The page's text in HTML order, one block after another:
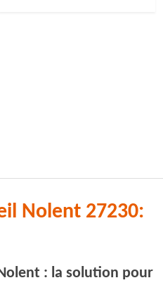
Nolent 27230:
: la solution pour